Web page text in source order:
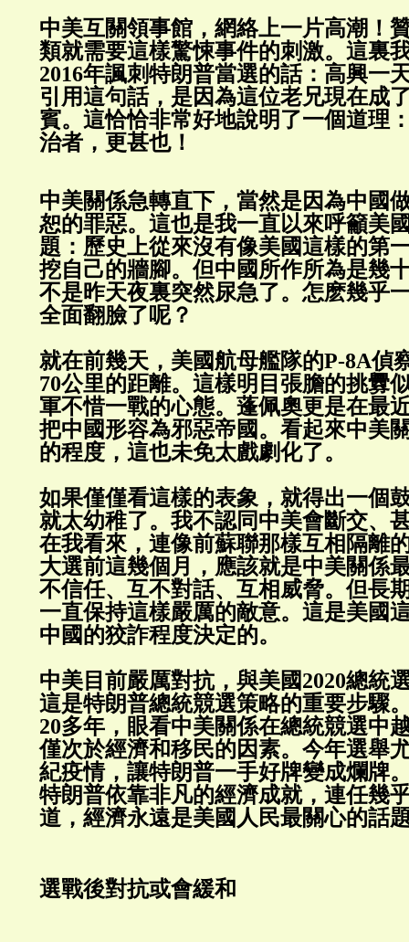
中美互關領事館，網絡上一片高潮！
類就需要這樣驚悚事件的刺激。這裏
2016年諷刺特朗普當選的話：高興一
引用這句話，是因為這位老兄現在成
賓。這恰恰非常好地說明了一個道理
治者，更甚也！
中美關係急轉直下，當然是因為中國
恕的罪惡。這也是我一直以來呼籲美
題：歷史上從來沒有像美國這樣的第
挖自己的牆腳。但中國所作所為是幾
不是昨天夜裏突然尿急了。怎麽幾乎
全面翻臉了呢？
就在前幾天，美國航母艦隊的P-8A偵
70公里的距離。這樣明目張膽的挑釁
軍不惜一戰的心態。蓬佩奧更是在最
把中國形容為邪惡帝國。看起來中美
的程度，這也未免太戲劇化了。
如果僅僅看這樣的表象，就得出一個
就太幼稚了。我不認同中美會斷交、
在我看來，連像前蘇聯那樣互相隔離
大選前這幾個月，應該就是中美關係
不信任、互不對話、互相威脅。但長
一直保持這樣嚴厲的敵意。這是美國
中國的狡詐程度決定的。
中美目前嚴厲對抗，與美國2020總統
這是特朗普總統競選策略的重要步驟
20多年，眼看中美關係在總統競選中
僅次於經濟和移民的因素。今年選舉
紀疫情，讓特朗普一手好牌變成爛牌
特朗普依靠非凡的經濟成就，連任幾
道，經濟永遠是美國人民最關心的話
選戰後對抗或會緩和